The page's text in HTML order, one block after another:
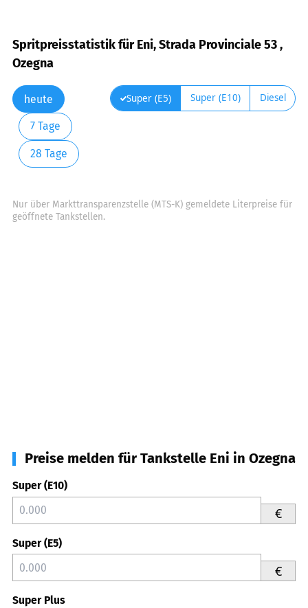
Spritpreisstatistik für Eni, Strada Provinciale 53 ,
Ozegna
heute
7 Tage
28 Tage
Super (E5) Super (E10) Diesel
Nur über Markttransparenzstelle (MTS-K) gemeldete Literpreise für
geöffnete Tankstellen.
Preise melden für Tankstelle Eni in Ozegna
Super (E10)
€
Super (E5)
€
Super Plus